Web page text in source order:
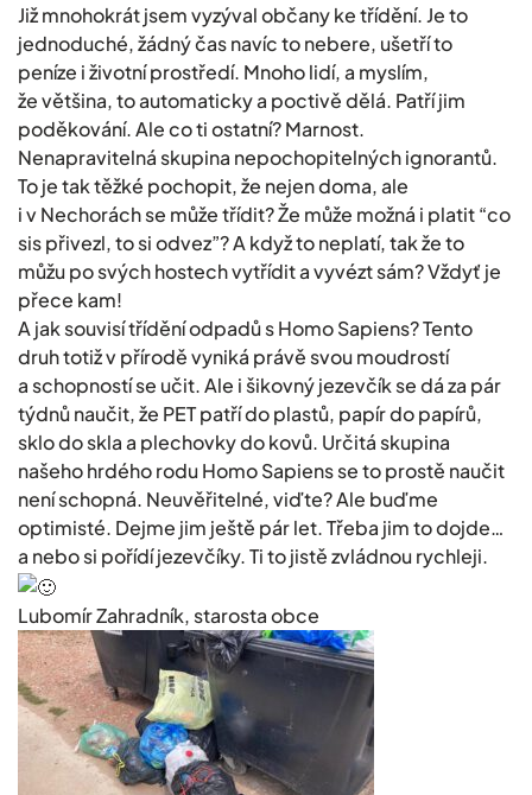
Již mnohokrát jsem vyzýval občany ke třídění. Je to
jednoduché, žádný čas navíc to nebere, ušetří to
peníze i životní prostředí. Mnoho lidí, a myslím,
že většina, to automaticky a poctivě dělá. Patří jim
poděkování. Ale co ti ostatní? Marnost.
Nenapravitelná skupina nepochopitelných ignorantů.
To je tak těžké pochopit, že nejen doma, ale
i v Nechorách se může třídit? Že může možná i platit “co
sis přivezl, to si odvez”? A když to neplatí, tak že to
můžu po svých hostech vytřídit a vyvézt sám? Vždyť je
přece kam!
A jak souvisí třídění odpadů s Homo Sapiens? Tento
druh totiž v přírodě vyniká právě svou moudrostí
a schopností se učit. Ale i šikovný jezevčík se dá za pár
týdnů naučit, že PET patří do plastů, papír do papírů,
sklo do skla a plechovky do kovů. Určitá skupina
našeho hrdého rodu Homo Sapiens se to prostě naučit
není schopná. Neuvěřitelné, viďte? Ale buďme
optimisté. Dejme jim ještě pár let. Třeba jim to dojde…
a nebo si pořídí jezevčíky. Ti to jistě zvládnou rychleji.
Lubomír Zahradník, starosta obce